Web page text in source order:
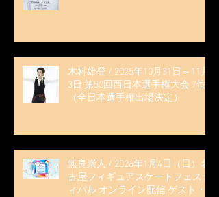
木科雄登 / 2025年10月31日～11月
3日 第50回西日本選手権大会 7位
（全日本選手権出場決定）
無良崇人 / 2026年1月4日（日）名
古屋フィギュアスケートフェステ
ィバル オンライン配信 ゲスト・